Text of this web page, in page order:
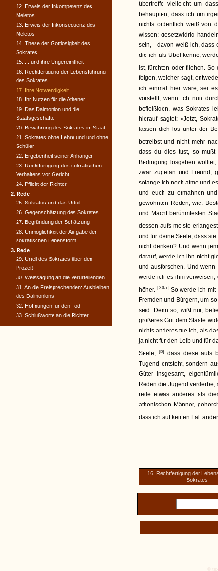
übertreffe vielleicht um
behaupten, dass ich um
nichts ordentlich weiß von
wissen; gesetzwidrig
sein, - davon weiß ich, dass
die ich als Übel kenne,
ist, fürchten oder fliehen.
folgen, welcher sagt,
ich einmal hier wäre, sei
vorstellt, wenn ich nun
befleißigen, was Sokrates
hierauf sagtet: »Jetzt,
lassen dich los unter der
betreibst und nicht mehr
dass du dies tust, so
Bedingung losgeben
zwar zugetan und Freund,
solange ich noch atme und
und euch zu ermahnen
gewohnten Reden, wie:
und Macht berühmtesten
dessen aufs meiste
und für deine Seele, dass
nicht denken? Und wenn
darauf, werde ich ihn nicht
und ausforschen. Und
werde ich es ihm verweisen,
höher. [30a] So werde ich mit
Fremden und Bürgern, um
seid. Denn so, wißt nur,
größeres Gut dem Staate
nichts anderes tue ich, als
ja nicht für den Leib und für
Seele,[b]
dass diese aufs
Tugend entsteht, sondern
Güter insgesamt,
Reden die Jugend
rede etwas anderes als
athenischen Männer,
dass ich auf keinen Fall
16. Rechtfertigung der
Sokrates
12. Erweis der Inkompetenz des
Meletos
13. Erweis der Inkonsequenz des
Meletos
14. These der Gottlosigkeit des
Sokrates
15. ... und ihre Ungereimtheit
16. Rechtfertigung der Lebensführung
des Sokrates
17. Ihre Notwendigkeit
18. Ihr Nutzen für die Athener
19. Das Daimonion und die
Staatsgeschäfte
20. Bewährung des Sokrates im Staat
21. Sokrates ohne Lehre und und ohne
Schüler
22. Ergebenheit seiner Anhänger
23. Rechtfertigung des sokratischen
Verhaltens vor Gericht
24. Pflicht der Richter
2. Rede
25. Sokrates und das Urteil
26. Gegenschätzung des Sokrates
27. Begründung der Schätzung
28. Unmöglichkeit der Aufgabe der
sokratischen Lebensform
3. Rede
29. Urteil des Sokrates über den
Prozeß
30. Weissagung an die Verurteilenden
31. An die Freisprechenden: Ausbleiben
des Daimonions
32. Hoffnungen für den Tod
33. Schlußworte an die Richter